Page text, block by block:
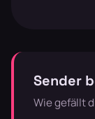
Sender
Wie gefällt